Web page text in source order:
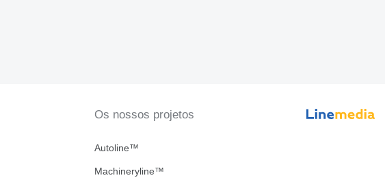
Os nossos projetos
Autoline™
Machineryline™